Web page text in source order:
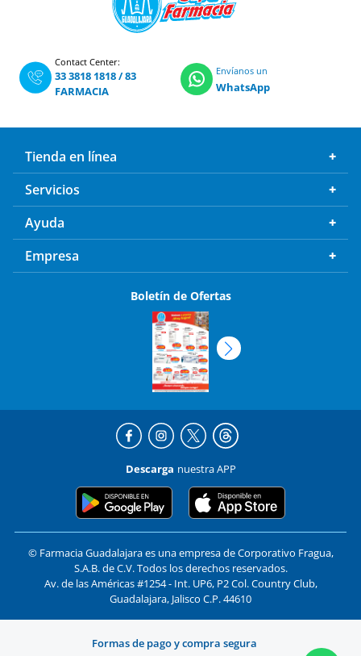
Contact Center:
33 3818 1818/83
FARMACIA
Envíanos un
WhatsApp
Tienda en línea
Servicios
Ayuda
Empresa
Boletín de Ofertas
Descarga nuestra APP
© Farmacia Guadalajara es una empresa de Corporativo Fragua,
S.A.B. de C.V. Todos los derechos reservados.
Av. de las Américas #1254 - Int. UP6, P2 Col. Country Club,
Guadalajara, Jalisco C.P. 44610
Formas de pago y compra segura